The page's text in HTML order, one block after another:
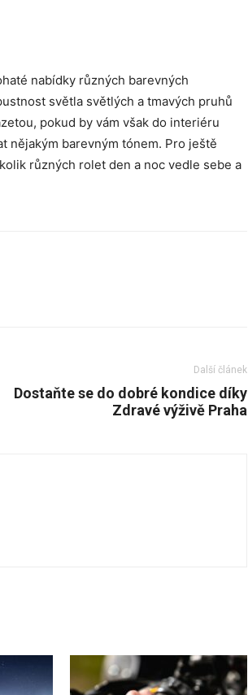
nabídky různých barevných
světla světlých a tmavých pruhů
pokud by vám však do interiéru
nějakým barevným tónem. Pro ještě
různých rolet den a noc vedle sebe a
Další článek
Dostaňte se do dobré kondice díky
Zdravé výživě Praha